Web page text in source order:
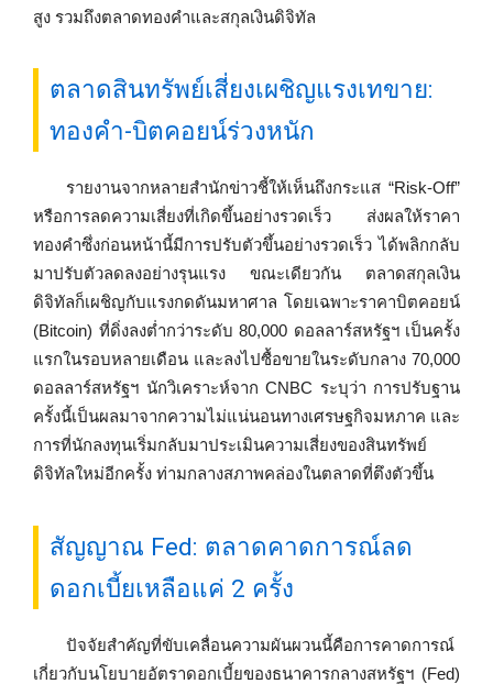
สูง รวมถึงตลาดทองคำและสกุลเงินดิจิทัล
ตลาดสินทรัพย์เสี่ยงเผชิญแรงเทขาย:
ทองคำ-บิตคอยน์ร่วงหนัก
รายงานจากหลายสำนักข่าวชี้ให้เห็นถึงกระแส “Risk-Off”
หรือการลดความเสี่ยงที่เกิดขึ้นอย่างรวดเร็ว ส่งผลให้ราคา
ทองคำซึ่งก่อนหน้านี้มีการปรับตัวขึ้นอย่างรวดเร็ว ได้พลิกกลับ
มาปรับตัวลดลงอย่างรุนแรง ขณะเดียวกัน ตลาดสกุลเงิน
ดิจิทัลก็เผชิญกับแรงกดดันมหาศาล โดยเฉพาะราคาบิตคอยน์
(Bitcoin) ที่ดิ่งลงต่ำกว่าระดับ 80,000 ดอลลาร์สหรัฐฯ เป็นครั้ง
แรกในรอบหลายเดือน และลงไปซื้อขายในระดับกลาง 70,000
ดอลลาร์สหรัฐฯ นักวิเคราะห์จาก CNBC ระบุว่า การปรับฐาน
ครั้งนี้เป็นผลมาจากความไม่แน่นอนทางเศรษฐกิจมหภาค และ
การที่นักลงทุนเริ่มกลับมาประเมินความเสี่ยงของสินทรัพย์
ดิจิทัลใหม่อีกครั้ง ท่ามกลางสภาพคล่องในตลาดที่ตึงตัวขึ้น
สัญญาณ Fed: ตลาดคาดการณ์ลด
ดอกเบี้ยเหลือแค่ 2 ครั้ง
ปัจจัยสำคัญที่ขับเคลื่อนความผันผวนนี้คือการคาดการณ์
เกี่ยวกับนโยบายอัตราดอกเบี้ยของธนาคารกลางสหรัฐฯ (Fed)